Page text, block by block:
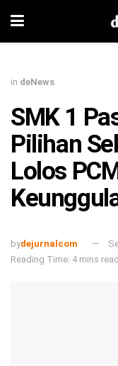
in deNews
SMK 1
Pilihan
Lolos
bydejurnalcom
Reading Time: 4 mins read